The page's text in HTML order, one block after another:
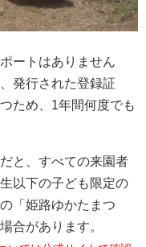
ートはありません
発行された登録証
ため、1年間何度でも
と、すべての来園者
以下の子ども限定の
「姫路ゆかたまつ
合があります。